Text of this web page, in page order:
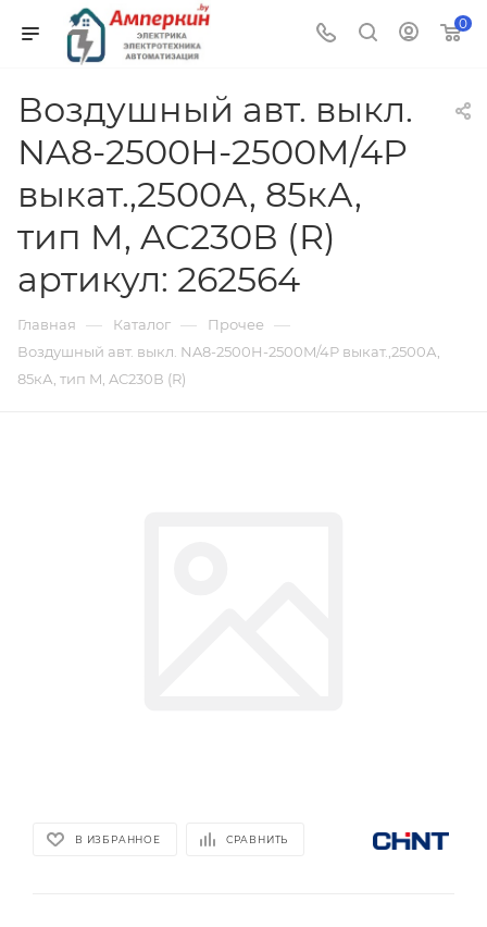
0
Воздушный авт. выкл.
NA8-2500H-2500M/4P
выкат.,2500А, 85кА,
тип M, AC230В (R)
артикул: 262564
Главная — Каталог — Прочее —
Воздушный авт. выкл. NA8-2500H-2500M/4P выкат.,2500А,
85кА, тип M, AC230В (R)
В ИЗБРАННОЕ СРАВНИТЬ